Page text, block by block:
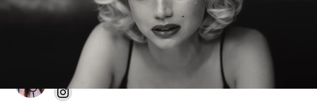
Isabel S. Samaniego